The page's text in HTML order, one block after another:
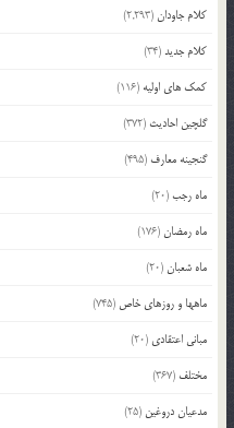
کلام جاودان(2,293)
کلام جدید(34)
کمک های اولیه (116)
گلچین احادیث (372)
گنجینه معارف (495)
ماه رجب(20)
ماه رمضان(176)
ماه شعبان(20)
ماهها و روزهای خاص (745)
مبانی اعتقادی (20)
مختلف (367)
مدعیان دروغین (25)